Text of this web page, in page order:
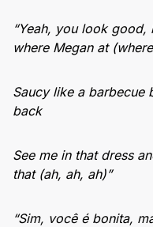
“Yeah, you look
where Megan at
Saucy like a barbecue
back
See me in that dress
that (ah, ah, ah)”
“Sim, você é bonita,